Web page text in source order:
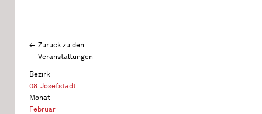
Zurück zu den
Veranstaltungen
Bezirk
08. Josefstadt
Monat
Februar